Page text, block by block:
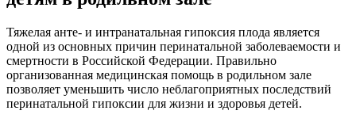
Тяжелая анте- и интранатальная гипоксия плода является
одной из основных причин перинатальной заболеваемости и
смертности в Российской Федерации. Правильно
организованная медицинская помощь в родильном зале
позволяет уменьшить число неблагоприятных последствий
перинатальной гипоксии для жизни и здоровья детей.